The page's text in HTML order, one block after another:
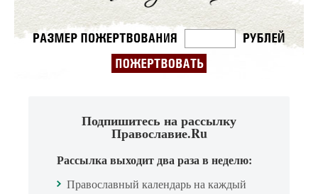
Подпишитесь на рассылку
Православие.Ru
Рассылка выходит два раза в неделю:
Православный календарь на каждый